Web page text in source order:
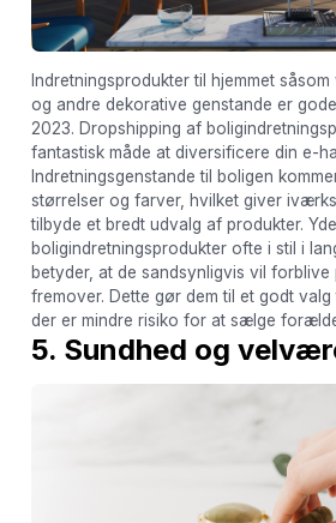
Indretningsprodukter til hjemmet
og andre dekorative genstande er
2023. Dropshipping af
fantastisk måde at diversificere din e-
Indretningsgenstande til boligen
størrelser og farver, hvilket giver
tilbyde et bredt udvalg af produkter.
boligindretningsprodukter ofte i stil i
betyder, at de sandsynligvis vil
fremover. Dette gør dem til et godt
der er mindre risiko for at sælge
5. Sundhed og